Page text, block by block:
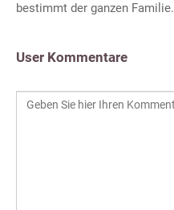
bestimmt der ganzen Familie.
User Kommentare